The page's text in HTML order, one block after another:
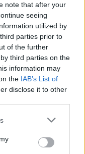
note that after your
seeing
utilized by
parties prior to
of the further
third parties on the
information may
the IAB’s List of
disclose it to other
or more Google
You may click to
party tags to